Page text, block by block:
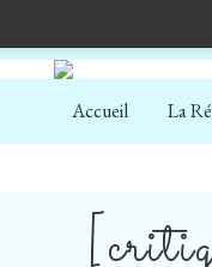
Accueil La